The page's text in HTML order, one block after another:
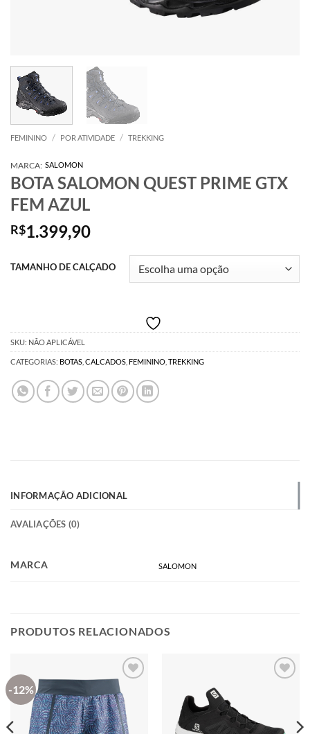
FEMININO / POR ATIVIDADE / TREKKING
MARCA: SALOMON
BOTA SALOMON QUEST PRIME GTX
FEM AZUL
R$1.399,90
TAMANHO DE CALÇADO
SKU: NÃO APLICÁVEL
CATEGORIAS: BOTAS CALCADOS FEMININO TREKKING
INFORMAÇÃO ADICIONAL
AVALIAÇÕES (0)
MARCA SALOMON
PRODUTOS RELACIONADOS
-12%